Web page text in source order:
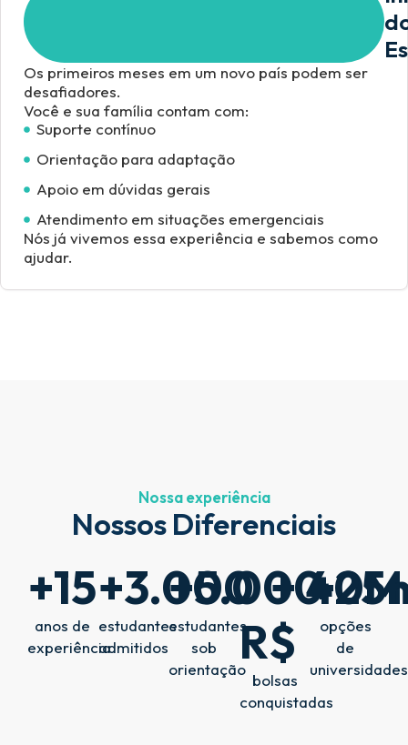
Os primeiros meses em um novo país podem ser
desafiadores.
Você e sua família contam com:
Suporte contínuo
Orientação para adaptação
Apoio em dúvidas gerais
Atendimento em situações emergenciais
Nós já vivemos essa experiência e sabemos como
ajudar.
Nossa experiência
Nossos Diferenciais
+15
anos de
experiência
+3.000
estudantes
admitidos
+5.000
estudantes
sob
orientação
+
R$
40M
bolsas
conquistadas
+25
opções
de
universidades